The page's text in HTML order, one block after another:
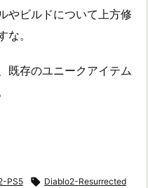
やビルドについて上方修
。
既存のユニークアイテム
PS5  Diablo2-Resurrected